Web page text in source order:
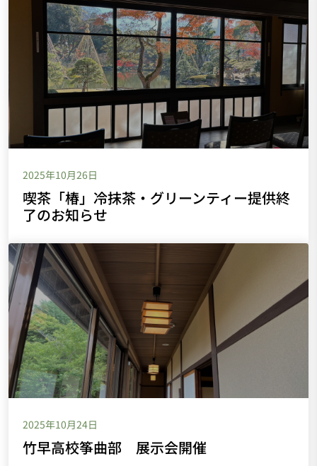
2025年10月26日
喫茶「椿」冷抹茶・グリーンティー提供終
了のお知らせ
2025年10月24日
竹早高校筝曲部 展示会開催